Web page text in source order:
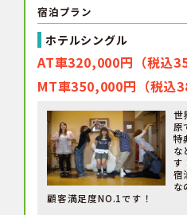
宿泊プラン
ホテルシングル
AT車320,000円（税込
MT車350,000円（税込
世
原
特
な
す
宿
な
顧客満足度NO.1です！